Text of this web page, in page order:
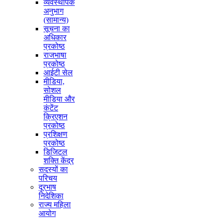
व्यवस्थापक
अनुभाग
(सामान्य)
सूचना का
अधिकार
प्रकोष्ठ
राजभाषा
प्रकोष्ठ
आईटी सेल
मीडिया,
सोशल
मीडिया और
कंटेंट
क्रिएशन
प्रकोष्ठ
प्रशिक्षण
प्रकोष्ठ
डिजिटल
शक्ति केंद्र
सदस्यों का
परिचय
दूरभाष
निदेशिका
राज्य महिला
आयोग